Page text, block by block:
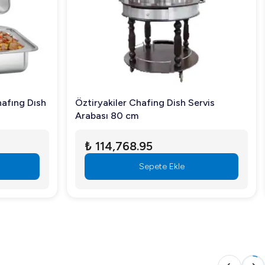
Dısh
Öztiryakiler Chafing Dish Servis
Arabası 80 cm
₺ 114,768.95
Sepete Ekle